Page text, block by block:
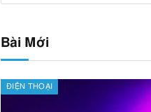
Bài Mới
ĐIỆN THOẠI